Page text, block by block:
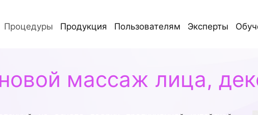
Процедуры Продукция Пользователям Эксперты
массаж лица,